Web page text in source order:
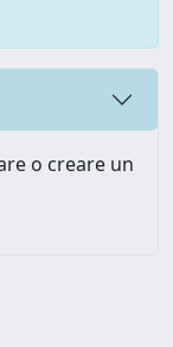
o creare un